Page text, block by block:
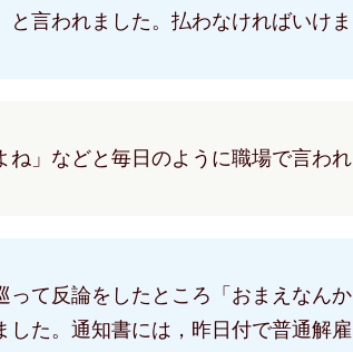
言われました。払わなければいけま
」などと毎日のように職場で言われ
て反論をしたところ「おまえなんか
た。通知書には，昨日付で普通解雇